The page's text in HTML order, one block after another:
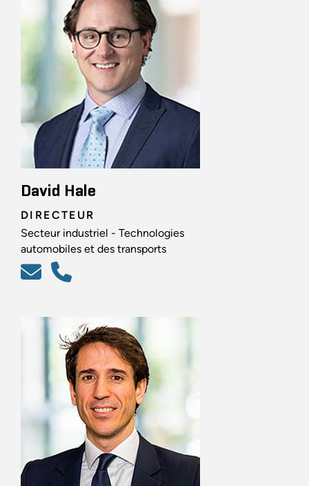
David Hale
DIRECTEUR
Secteur industriel - Technologies
automobiles et des transports